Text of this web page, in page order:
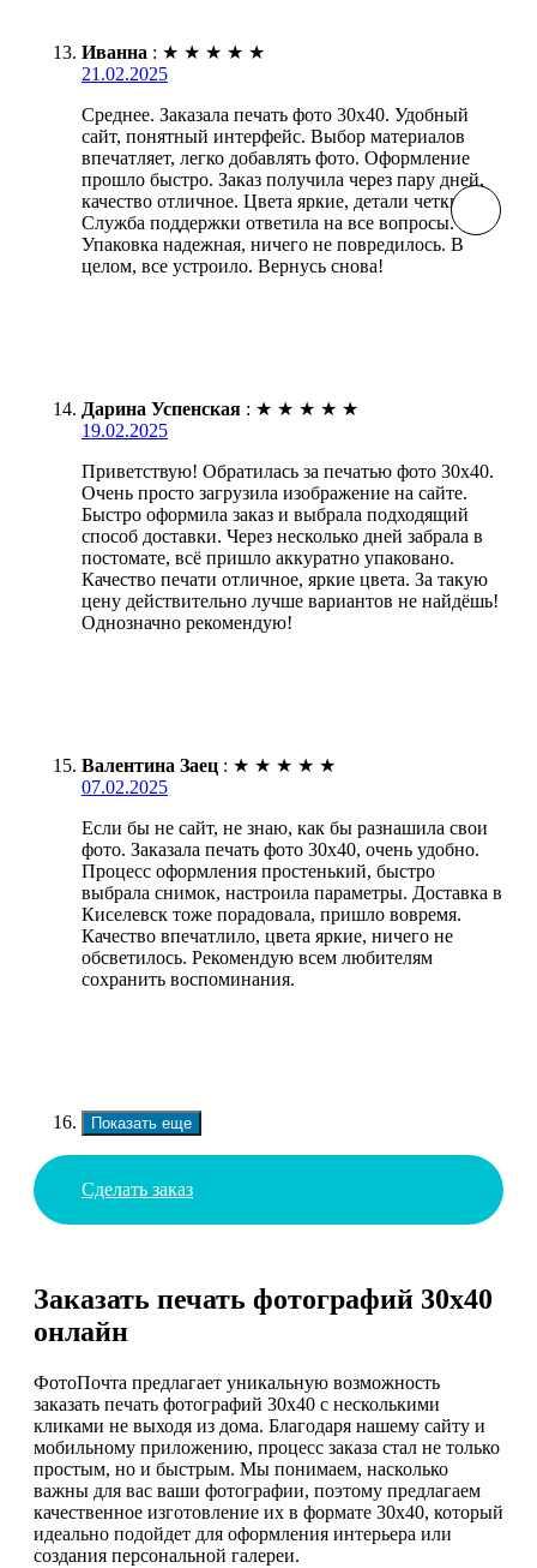
Иванна : ★ ★ ★ ★ ★
21.02.2025
Среднее. Заказала печать фото 30х40. Удобный
сайт, понятный интерфейс. Выбор материалов
впечатляет, легко добавлять фото. Оформление
прошло быстро. Заказ получила через пару дней,
качество отличное. Цвета яркие, детали четкие.
Служба поддержки ответила на все вопросы.
Упаковка надежная, ничего не повредилось. В
целом, все устроило. Вернусь снова!
Дарина Успенская : ★ ★ ★ ★ ★
19.02.2025
Приветствую! Обратилась за печатью фото 30х40.
Очень просто загрузила изображение на сайте.
Быстро оформила заказ и выбрала подходящий
способ доставки. Через несколько дней забрала в
постомате, всё пришло аккуратно упаковано.
Качество печати отличное, яркие цвета. За такую
цену действительно лучше вариантов не найдёшь!
Однозначно рекомендую!
Валентина Заец : ★ ★ ★ ★ ★
07.02.2025
Если бы не сайт, не знаю, как бы разнашила свои
фото. Заказала печать фото 30х40, очень удобно.
Процесс оформления простенький, быстро
выбрала снимок, настроила параметры. Доставка в
Киселевск тоже порадовала, пришло вовремя.
Качество впечатлило, цвета яркие, ничего не
обсветилось. Рекомендую всем любителям
сохранить воспоминания.
Показать еще
Сделать заказ
Заказать печать фотографий 30х40
онлайн
ФотоПочта предлагает уникальную возможность
заказать печать фотографий 30х40 с несколькими
кликами не выходя из дома. Благодаря нашему сайту и
мобильному приложению, процесс заказа стал не только
простым, но и быстрым. Мы понимаем, насколько
важны для вас ваши фотографии, поэтому предлагаем
качественное изготовление их в формате 30х40, который
идеально подойдет для оформления интерьера или
создания персональной галереи.